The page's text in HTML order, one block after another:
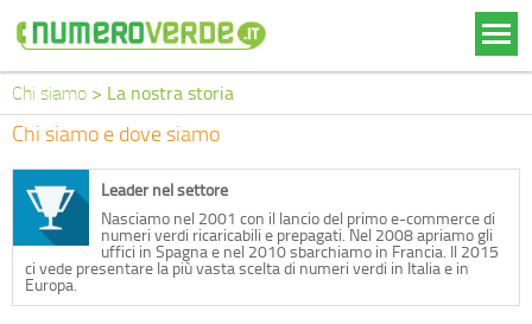
Chi siamo > La nostra storia
Chi siamo e dove siamo
Leader nel settore
Nasciamo nel 2001 con il lancio del primo e-commerce di
numeri verdi ricaricabili e prepagati. Nel 2008 apriamo gli
uffici in Spagna e nel 2010 sbarchiamo in Francia. Il 2015
ci vede presentare la più vasta scelta di numeri verdi in Italia e in
Europa.